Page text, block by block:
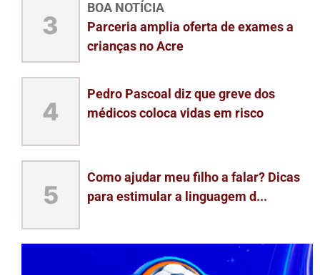
3
BOA NOTÍCIA
Parceria amplia oferta de exames a
crianças no Acre
4
Pedro Pascoal diz que greve dos
médicos coloca vidas em risco
5
Como ajudar meu filho a falar? Dicas
para estimular a linguagem d...